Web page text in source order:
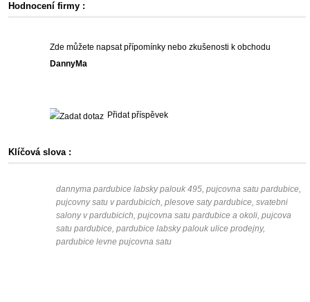
Hodnocení firmy :
Zde můžete napsat přípomínky nebo zkušenosti k obchodu
DannyMa
Přidat příspěvek
Klíčová slova :
dannyma pardubice labsky palouk 495, pujcovna satu pardubice,
pujcovny satu v pardubicich, plesove saty pardubice, svatebni
salony v pardubicich, pujcovna satu pardubice a okoli, pujcova
satu pardubice, pardubice labsky palouk ulice prodejny,
pardubice levne pujcovna satu